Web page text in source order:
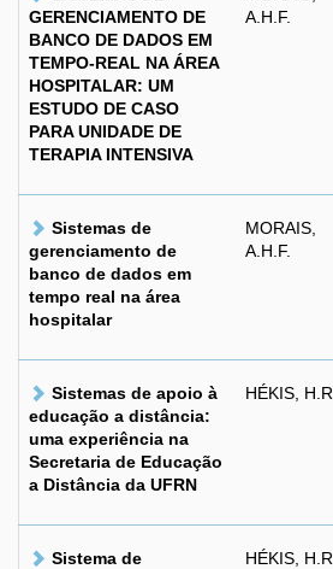
GERENCIAMENTO DE
BANCO DE DADOS EM
TEMPO-REAL NA ÁREA
HOSPITALAR: UM
ESTUDO DE CASO
PARA UNIDADE DE
TERAPIA INTENSIVA
A.H.F.
Sistemas de
gerenciamento de
banco de dados em
tempo real na área
hospitalar
MORAIS,
A.H.F.
Sistemas de apoio à
educação a distância:
uma experiência na
Secretaria de Educação
a Distância da UFRN
HÉKIS, H.R.
Sistema de
HÉKIS, H.R.